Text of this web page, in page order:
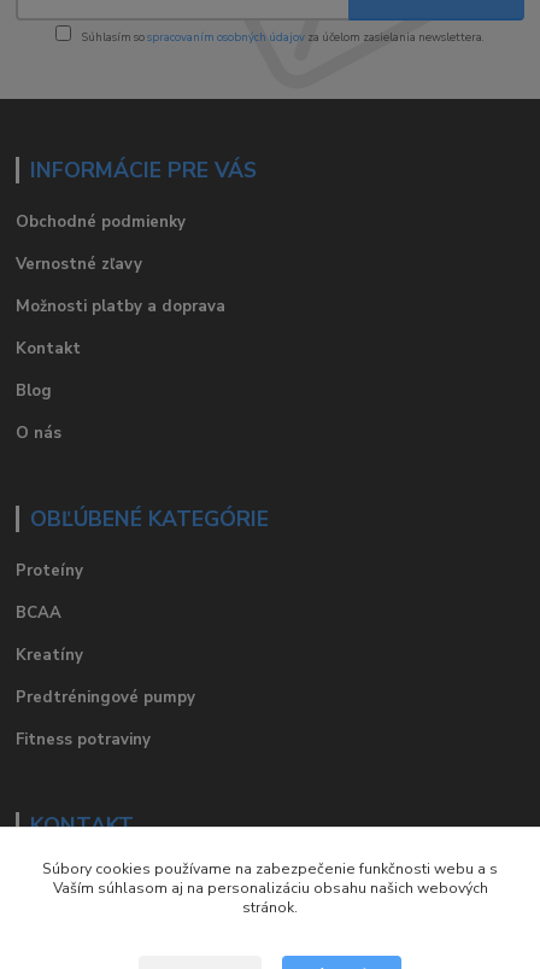
Súhlasím sospracovaním osobných údajov za účelom zasielania newslettera.
INFORMÁCIE PRE VÁS
Obchodné podmienky
Vernostné zľavy
Možnosti platby a doprava
Kontakt
Blog
O nás
OBĽÚBENÉ KATEGÓRIE
Proteíny
BCAA
Kreatíny
Predtréningové pumpy
Fitness potraviny
KONTAKT
e-mail:eshop@suplements.sk
Súbory cookies používame na zabezpečenie funkčnosti webu a s
Vaším súhlasom aj na personalizáciu obsahu našich webových
stránok.